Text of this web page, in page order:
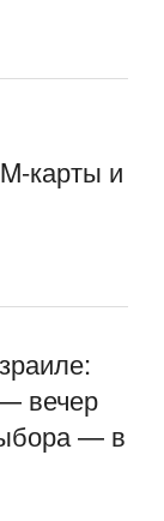
карты и
вечер
— в